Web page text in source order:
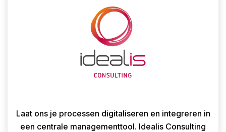
Laat ons je processen digitaliseren en integreren in
een centrale managementtool. Idealis Consulting